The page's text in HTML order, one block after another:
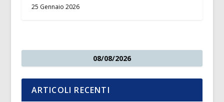
25 Gennaio 2026
08/08/2026
ARTICOLI RECENTI